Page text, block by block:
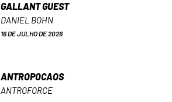
GALLANT GUEST
DANIEL BOHN
16 DE JULHO DE 2026
ANTROPOCAOS
ANTROFORCE